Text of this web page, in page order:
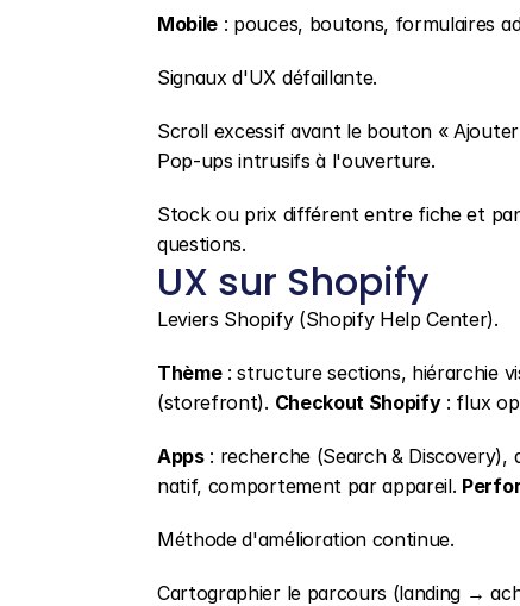
Mobile : pouces, boutons, formulaires
Signaux d'UX défaillante.
Scroll excessif avant le bouton «
Pop-ups intrusifs à l'ouverture.
Stock ou prix différent entre fiche et
questions.
UX sur Shopify
Leviers Shopify (Shopify Help Center).
Thème : structure sections, hiérarchie
(storefront). Checkout Shopify : flux
Apps : recherche (Search & Discovery),
natif, comportement par appareil.
Méthode d'amélioration continue.
Cartographier le parcours (landing →